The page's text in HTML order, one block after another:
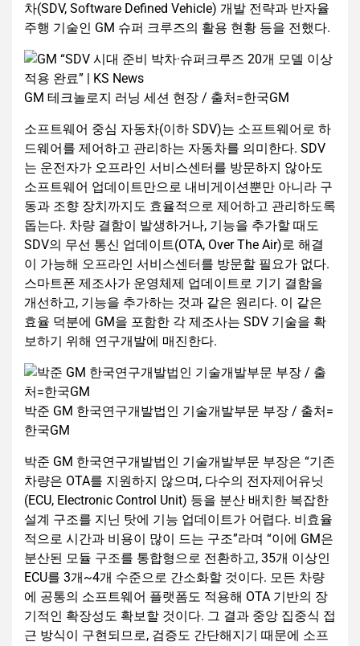
차(SDV, Software Defined Vehicle) 개발 전략과 반자율
주행 기술인 GM 슈퍼 크루즈의 활용 현황 등을 전했다.
GM 테크놀로지 러닝 세션 현장 / 출처=한국GM
소프트웨어 중심 자동차(이하 SDV)는 소프트웨어로 하
드웨어를 제어하고 관리하는 자동차를 의미한다. SDV
는 운전자가 오프라인 서비스센터를 방문하지 않아도
소프트웨어 업데이트만으로 내비게이션뿐만 아니라 구
동과 조향 장치까지도 효율적으로 제어하고 관리하도록
돕는다. 차량 결함이 발생하거나, 기능을 추가할 때도
SDV의 무선 통신 업데이트(OTA, Over The Air)로 해결
이 가능해 오프라인 서비스센터를 방문할 필요가 없다.
스마트폰 제조사가 운영체제 업데이트로 기기 결함을
개선하고, 기능을 추가하는 것과 같은 원리다. 이 같은
효율 덕분에 GM을 포함한 각 제조사는 SDV 기술을 확
보하기 위해 연구개발에 매진한다.
박준 GM 한국연구개발법인 기술개발부문 부장 / 출처=
한국GM
박준 GM 한국연구개발법인 기술개발부문 부장은 “기존
차량은 OTA를 지원하지 않으며, 다수의 전자제어유닛
(ECU, Electronic Control Unit) 등을 분산 배치한 복잡한
설계 구조를 지닌 탓에 기능 업데이트가 어렵다. 비효율
적으로 시간과 비용이 많이 드는 구조”라며 “이에 GM은
분산된 모듈 구조를 통합형으로 전환하고, 35개 이상인
ECU를 3개~4개 수준으로 간소화할 것이다. 모든 차량
에 공통의 소프트웨어 플랫폼도 적용해 OTA 기반의 장
기적인 확장성도 확보할 것이다. 그 결과 중앙 집중식 접
근 방식이 구현되므로, 검증도 간단해지기 때문에 소프